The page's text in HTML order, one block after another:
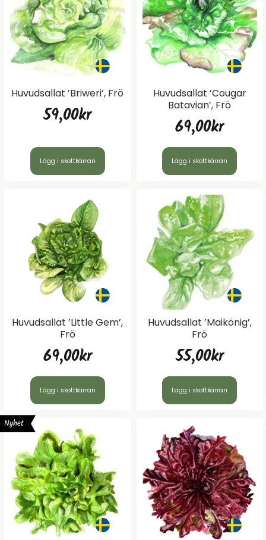
Huvudsallat ’Briweri’, Frö
59,00kr
Lägg i skottkärran
Huvudsallat ’Cougar
Batavian’, Frö
69,00kr
Lägg i skottkärran
Huvudsallat ’Little Gem’,
Frö
69,00kr
Lägg i skottkärran
Huvudsallat ’Maikönig’,
Frö
55,00kr
Lägg i skottkärran
Nyhet